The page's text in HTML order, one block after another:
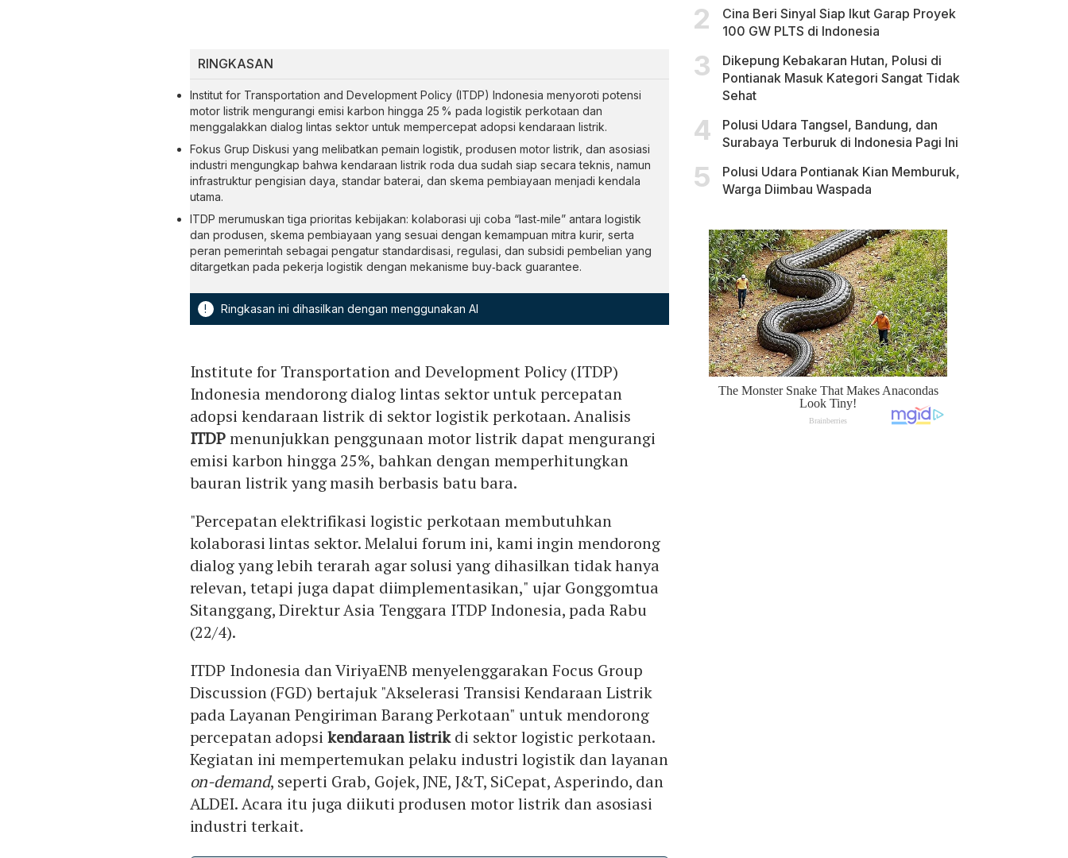
RINGKASAN
Institut for Transportation and Development Policy (ITDP) Indonesia menyoroti potensi
motor listrik mengurangi emisi karbon hingga 25 % pada logistik perkotaan dan
menggalakkan dialog lintas sektor untuk mempercepat adopsi kendaraan listrik.
Fokus Grup Diskusi yang melibatkan pemain logistik, produsen motor listrik, dan asosiasi
industri mengungkap bahwa kendaraan listrik roda dua sudah siap secara teknis, namun
infrastruktur pengisian daya, standar baterai, dan skema pembiayaan menjadi kendala
utama.
ITDP merumuskan tiga prioritas kebijakan: kolaborasi uji coba “last‑mile” antara logistik
dan produsen, skema pembiayaan yang sesuai dengan kemampuan mitra kurir, serta
peran pemerintah sebagai pengatur standardisasi, regulasi, dan subsidi pembelian yang
ditargetkan pada pekerja logistik dengan mekanisme buy‑back guarantee.
! Ringkasan ini dihasilkan dengan menggunakan AI
Institute for Transportation and Development Policy (ITDP)
Indonesia mendorong dialog lintas sektor untuk percepatan
adopsi kendaraan listrik di sektor logistik perkotaan. Analisis
ITDPmenunjukkan penggunaan motor listrik dapat mengurangi
emisi karbon hingga 25%, bahkan dengan memperhitungkan
bauran listrik yang masih berbasis batu bara.
"Percepatan elektrifikasi logistic perkotaan membutuhkan
kolaborasi lintas sektor. Melalui forum ini, kami ingin mendorong
dialog yang lebih terarah agar solusi yang dihasilkan tidak hanya
relevan, tetapi juga dapat diimplementasikan," ujar Gonggomtua
Sitanggang, Direktur Asia Tenggara ITDP Indonesia, pada Rabu
(22/4).
ITDP Indonesia dan ViriyaENB menyelenggarakan Focus Group
Discussion (FGD) bertajuk "Akselerasi Transisi Kendaraan Listrik
pada Layanan Pengiriman Barang Perkotaan" untuk mendorong
percepatan adopsi kendaraan listrikdi sektor logistic perkotaan.
Kegiatan ini mempertemukan pelaku industri logistik dan layanan
on-demand, seperti Grab, Gojek, JNE, J&T, SiCepat, Asperindo, dan
ALDEI. Acara itu juga diikuti produsen motor listrik dan asosiasi
industri terkait.
Cina Beri Sinyal Siap Ikut Garap Proyek
100 GW PLTS di Indonesia
Dikepung Kebakaran Hutan, Polusi di
Pontianak Masuk Kategori Sangat Tidak
Sehat
Polusi Udara Tangsel, Bandung, dan
Surabaya Terburuk di Indonesia Pagi Ini
Polusi Udara Pontianak Kian Memburuk,
Warga Diimbau Waspada